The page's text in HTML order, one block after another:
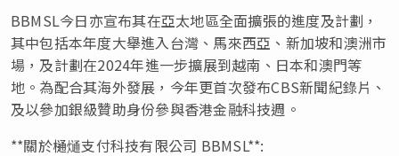
BBMSL今日亦宣布其在亞太地區全面擴張的進度及計劃，
其中包括本年度大舉進入台灣、馬來西亞、新加坡和澳洲市
場，及計劃在2024年進一步擴展到越南、日本和澳門等
地。為配合其海外發展，今年更首次發布CBS新聞紀錄片、
及以參加銀級贊助身份參與香港金融科技週。
**關於樋熥支付科技有限公司 BBMSL**: